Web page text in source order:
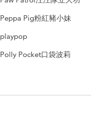
Peppa Pig粉紅豬小妹
playpop
Polly Pocket口袋波莉